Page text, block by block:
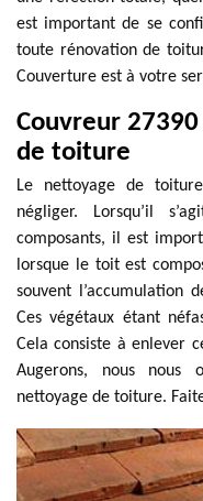
est important de se
toute rénovation de
Couverture est à votre
Couvreur
de toiture
Le nettoyage de
négliger. Lorsqu’il
composants, il est
lorsque le toit est
souvent l’accumulation
Ces végétaux étant
Cela consiste à enlever
Augerons, nous nous
nettoyage de toiture.